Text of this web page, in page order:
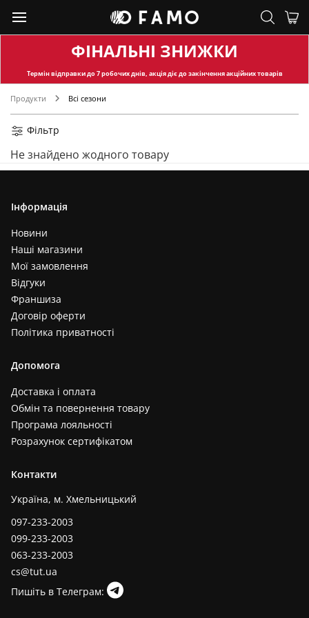
ФІНАЛЬНІ ЗНИЖКИ
Термін відправкидо 7 робочих днів, акція діє до закінчення акційних товарів
Продукти Всі сезони
Фільтр
Не знайдено жодного товару
Інформація
Новини
Наші магазини
Мої замовлення
Відгуки
Франшиза
Договір оферти
Політика приватності
Допомога
Доставка і оплата
Обмін та повернення товару
Програма лояльності
Розрахунок сертифікатом
Контакти
Україна, м. Хмельницький
097-233-2003
099-233-2003
063-233-2003
cs@tut.ua
Пишіть в Телеграм: